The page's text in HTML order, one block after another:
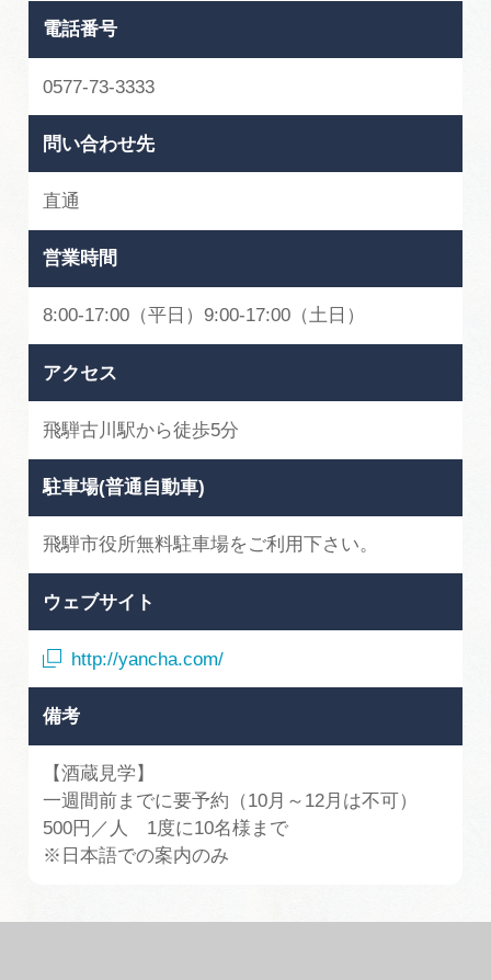
電話番号
0577-73-3333
問い合わせ先
直通
営業時間
8:00-17:00（平日）9:00-17:00（土日）
アクセス
飛騨古川駅から徒歩5分
駐車場(普通自動車)
飛騨市役所無料駐車場をご利用下さい。
ウェブサイト
http://yancha.com/
備考
【酒蔵見学】
一週間前までに要予約（10月～12月は不可）
500円／人 1度に10名様まで
※日本語での案内のみ